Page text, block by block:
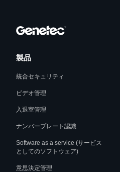
製品
統合セキュリティ
ビデオ管理
入退室管理
ナンバープレート認識
Software as a service (サービス
としてのソフトウェア)
意思決定管理